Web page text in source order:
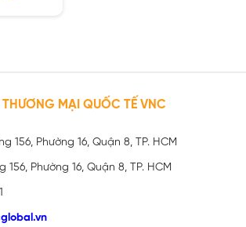
MẠI QUỐC TẾ VNC
156, Phường 16, Quận 8, TP. HCM
156, Phường 16, Quận 8, TP. HCM